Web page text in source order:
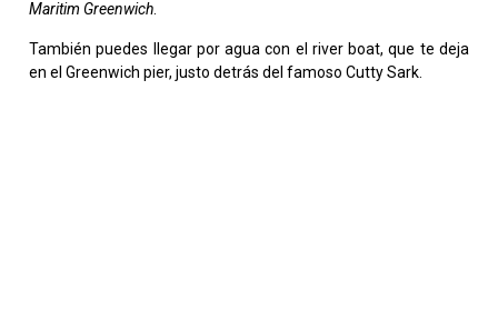
Maritim Greenwich.
También puedes llegar por agua con el river boat, que te deja
en el Greenwich pier, justo detrás del famoso Cutty Sark.